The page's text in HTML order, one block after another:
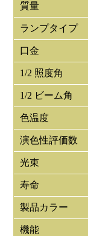
質量
ランプタイプ
口金
1/2 照度角
1/2 ビーム角
色温度
演色性評価数
光束
寿命
製品カラー
機能